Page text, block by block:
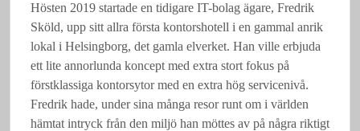
Hösten 2019 startade en tidigare IT-bolag ägare, Fredrik
Sköld, upp sitt allra första kontorshotell i en gammal anrik
lokal i Helsingborg, det gamla elverket. Han ville erbjuda
ett lite annorlunda koncept med extra stort fokus på
förstklassiga kontorsytor med en extra hög servicenivå.
Fredrik hade, under sina många resor runt om i världen
hämtat intryck från den miljö han möttes av på några riktigt